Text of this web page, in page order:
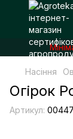
Насіння
Огірок
Артикул: 00447